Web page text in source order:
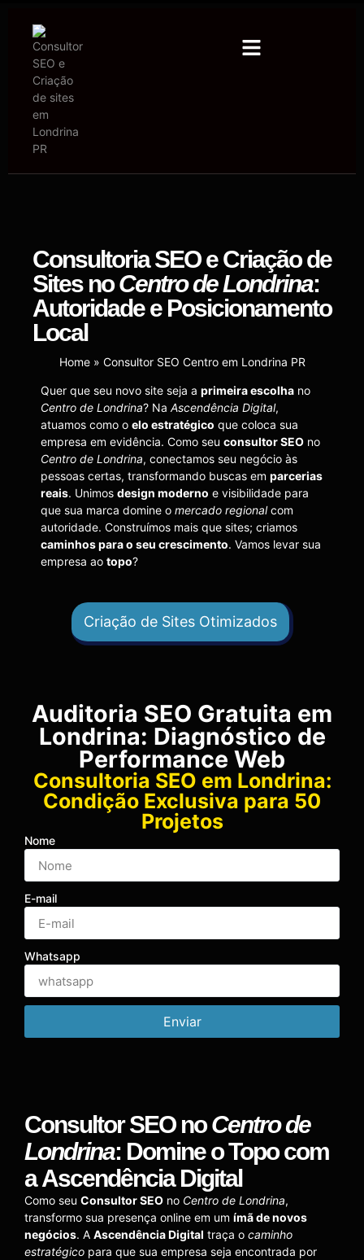
Consultoria SEOeCriação de
SitesnoCentro de Londrina:
Autoridade e Posicionamento
Local
Home» Consultor SEO Centro em Londrina PR
Quer que seu novo site seja a primeira escolha no
Centro de Londrina? Na Ascendência Digital,
atuamos como o elo estratégico que coloca sua
empresa em evidência. Como seu consultor SEO no
Centro de Londrina, conectamos seu negócio às
pessoas certas, transformando buscas em parcerias
reais. Unimos design moderno e visibilidade para
que sua marca domine o mercado regionalcom
autoridade. Construímos mais que sites; criamos
caminhos para o seu crescimento. Vamos levar sua
empresa ao topo?
Criação de Sites Otimizados
Auditoria SEO Gratuita em
Londrina: Diagnóstico de
Performance Web
Consultoria SEO em Londrina:
Condição Exclusiva para 50
Projetos
Nome
E-mail
Whatsapp
Enviar
Consultor SEOnoCentro de
Londrina: Domine o Topo com
aAscendência Digital
Como seu Consultor SEO no Centro de Londrina,
transformo sua presença online em um ímã de novos
negócios. A Ascendência Digital traça o caminho
estratégico para que sua empresa seja encontrada por